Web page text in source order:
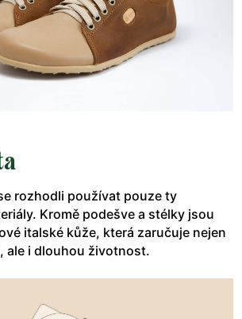
rozhodli používat pouze ty
Kromě podešve a stélky jsou
italské kůže, která zaručuje nejen
ale i dlouhou životnost.